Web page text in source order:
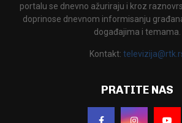
portalu se dnevno ažuriraju i kroz
doprinose dnevnom informisanju
događajima i temama.
Kontakt:
PRATITE NAS